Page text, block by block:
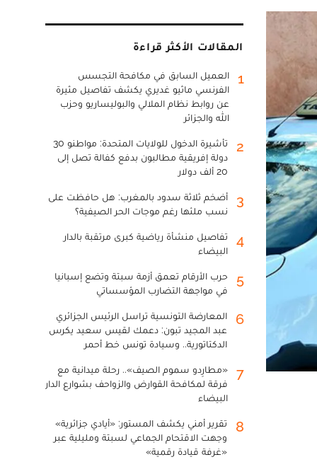
المقالات الأكثر قراءة
1
العميل السابق في مكافحة التجسس
الفرنسي ماثيو غديري يكشف تفاصيل مثيرة
عن روابط نظام الملالي والبوليساريو وحزب
الله والجزائر
2
تأشيرة الدخول للولايات المتحدة: مواطنو 30
دولة إفريقية مطالبون بدفع كفالة تصل إلى
20 ألف دولار
3
أضخم ثلاثة سدود بالمغرب: هل حافظت على
نسب ملئها رغم موجات الحر الصيفية؟
4
تفاصيل منشأة رياضية كبرى مرتقبة بالدار
البيضاء
5
حرب الأرقام تعمق أزمة سبتة وتضع إسبانيا
في مواجهة التضارب المؤسساتي
6
المعارضة التونسية تراسل الرئيس الجزائري
عبد المجيد تبون: دعمك لقيس سعيد يكرس
الدكتاتورية.. وسيادة تونس خط أحمر
7
«مطارِدو سموم الصيف».. رحلة ميدانية مع
فرقة لمكافحة القوارض والزواحف بشوارع الدار
البيضاء
8
تقرير أمني يكشف المستور: «أيادي جزائرية»
وجهت الاقتحام الجماعي لسبتة ومليلية عبر
«غرفة قيادة رقمية»